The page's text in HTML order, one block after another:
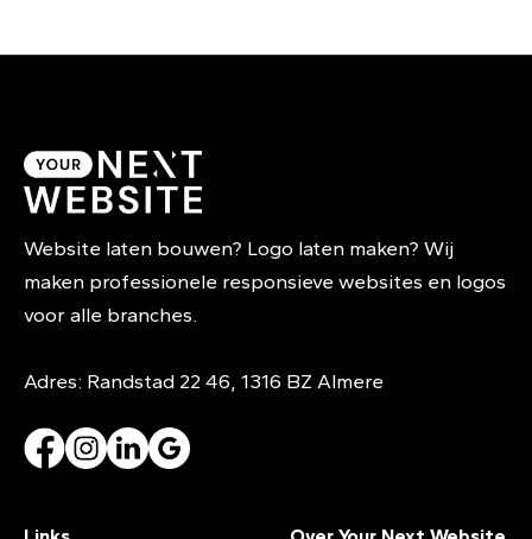
Website laten bouwen? Logo laten maken? Wij
maken professionele responsieve websites en logos
voor alle branches.
Adres: Randstad 22 46, 1316 BZ Almere